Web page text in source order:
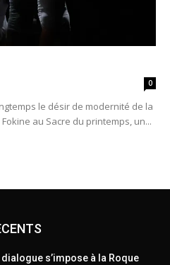
dialogue s’impose à la Roque